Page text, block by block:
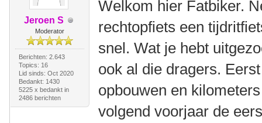
Jeroen S
Moderator
Berichten: 2.643
Topics: 16
Lid sinds: Oct 2020
Bedankt: 1430
5225 x bedankt in
2486 berichten
Welkom hier Fatbiker.
rechtopfiets een
snel. Wat je hebt
ook al die dragers.
opbouwen en
volgend voorjaar de